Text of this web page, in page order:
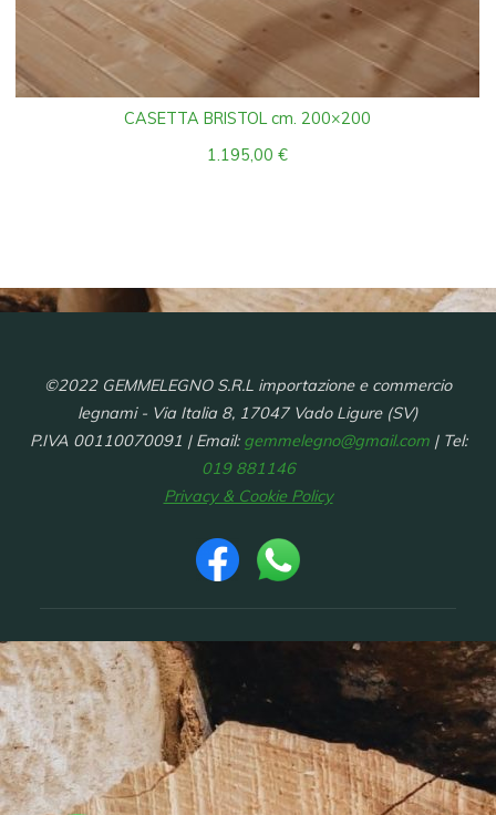
CASETTA BRISTOL cm. 200×200
1.195,00€
©2022 GEMMELEGNO S.R.L importazione e commercio
legnami - Via Italia 8, 17047 Vado Ligure (SV)
P.IVA 00110070091 | Email: gemmelegno@gmail.com| Tel:
019 881146
Privacy & Cookie Policy